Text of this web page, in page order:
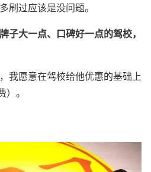
刷过应该是没问题。
子大一点、口碑好一点的驾校，
我愿意在驾校给他优惠的基础上
。